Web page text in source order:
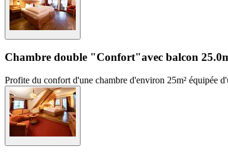
Chambre double "Confort"avec balcon
Profite du confort d'une chambre d'environ 25m² équipée